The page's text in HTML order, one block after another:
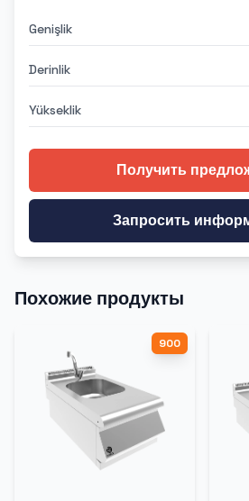
Genişlik
Derinlik
Yükseklik
Получить
Запросить
Похожие продукты
900